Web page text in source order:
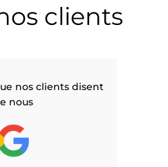
clients
nos clients disent
nous